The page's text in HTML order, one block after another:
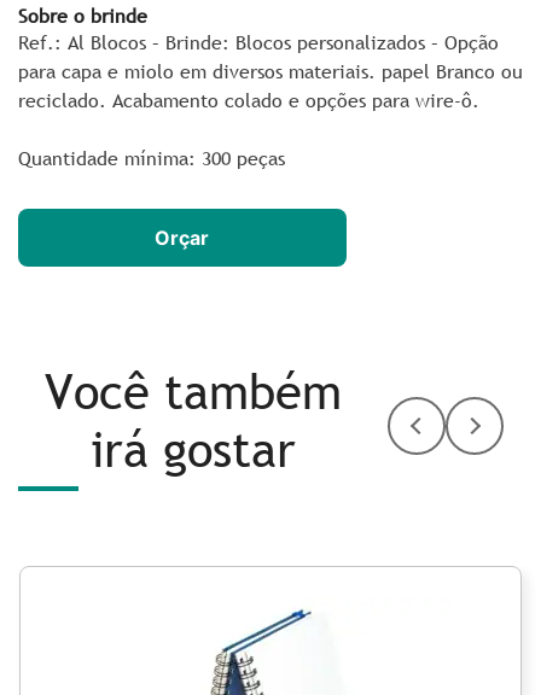
Sobre o brinde
Ref.: Al Blocos – Brinde: Blocos personalizados – Opção
para capa e miolo em diversos materiais. papel Branco ou
reciclado. Acabamento colado e opções para wire-ô.
Quantidade mínima: 300 peças
Orçar
Você também
irá gostar